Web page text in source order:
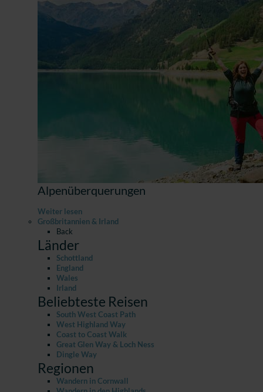
Alpenüberquerungen
Weiter lesen
Großbritannien & Irland
Back
Länder
Schottland
England
Wales
Irland
Beliebteste Reisen
South West Coast Path
West Highland Way
Coast to Coast Walk
Great Glen Way & Loch Ness
Dingle Way
Regionen
Wandern in Cornwall